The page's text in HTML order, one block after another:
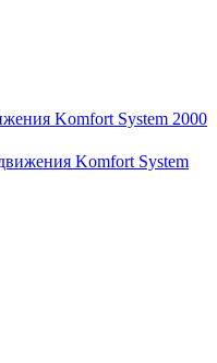
Komfort System 2000